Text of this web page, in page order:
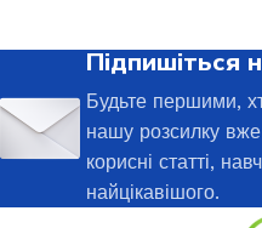
Підпишіться
Будьте першими,
нашу розсилку вже
корисні статті,
найцікавішого.